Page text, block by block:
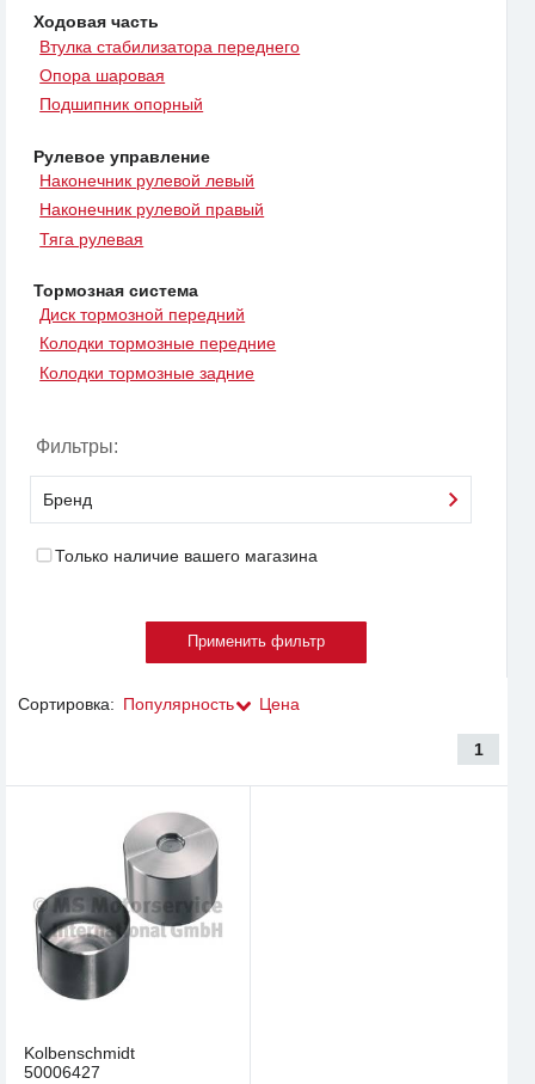
Ходовая часть
Втулка стабилизатора переднего
Опора шаровая
Подшипник опорный
Рулевое управление
Наконечник рулевой левый
Наконечник рулевой правый
Тяга рулевая
Тормозная система
Диск тормозной передний
Колодки тормозные передние
Колодки тормозные задние
Фильтры:
Бренд
Только наличие вашего магазина
Сортировка: Популярность Цена
1
Kolbenschmidt
50006427